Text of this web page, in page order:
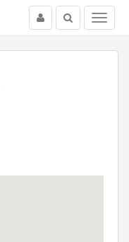
Menu
Buscar
Usuario